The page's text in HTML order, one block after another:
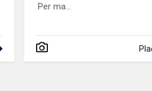
Per ma...